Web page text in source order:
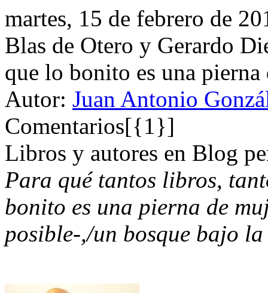
martes, 15 de febrero de
Blas de Otero y Gerardo
que lo bonito es una pierna
Autor: Juan Antonio
Comentarios[{1}]
Libros y autores en Blog
Para qué tantos libros,
bonito es una pierna de
posible-,/un bosque bajo